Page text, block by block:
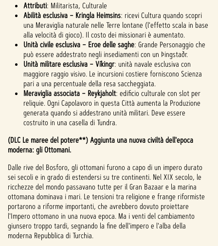
Attributi: Militarista, Culturale
Abilità esclusiva – Kringla Heimsins: ricevi Cultura quando scopri
una Meraviglia naturale nelle Terre lontane (l'effetto scala in base
alla velocità di gioco). Il costo dei missionari è aumentato.
Unità civile esclusiva – Eroe delle saghe: Grande Personaggio che
può essere addestrato negli insediamenti con un Þingstaðr.
Unità militare esclusiva – Víkingr: unità navale esclusiva con
maggiore raggio visivo. Le incursioni costiere forniscono Scienza
pari a una percentuale della resa saccheggiata.
Meraviglia associata – Reykjaholt: edificio culturale con slot per
reliquie. Ogni Capolavoro in questa Città aumenta la Produzione
generata quando si addestrano unità militari. Deve essere
costruito in una casella di Tundra.
(DLC Le maree del potere**) Aggiunta una nuova civiltà dell'epoca
moderna: gli Ottomani.
Dalle rive del Bosforo, gli ottomani furono a capo di un impero durato
sei secoli e in grado di estendersi su tre continenti. Nel XIX secolo, le
ricchezze del mondo passavano tutte per il Gran Bazaar e la marina
ottomana dominava i mari. Le tensioni tra religione e frange riformiste
portarono a riforme importanti, che avrebbero dovuto proiettare
l'Impero ottomano in una nuova epoca. Ma i venti del cambiamento
giunsero troppo tardi, segnando la fine dell'impero e l'alba della
moderna Repubblica di Turchia.